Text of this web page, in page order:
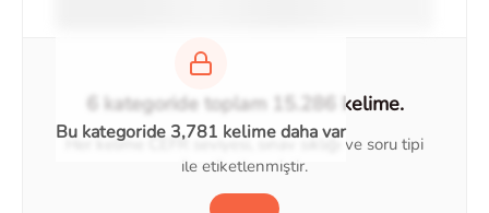
Bu kategoride 3,781 kelime daha var
6 kategoride toplam 15.286 kelime.
Her kelime CEFR seviyesi, sınav sıklığı ve soru tipi
ile etiketlenmiştir.